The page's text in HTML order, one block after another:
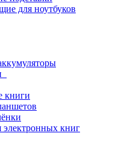
для ноутбуков
книги
книг